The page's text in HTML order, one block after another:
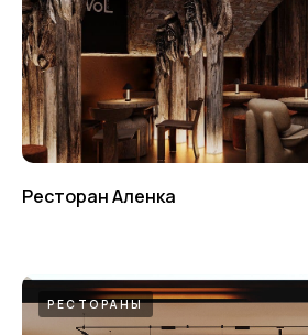
Ресторан Аленка
РЕСТОРАНЫ
+7
Власов Андрей
Основатель, Арт-
директор
Власова Дарья
Главный дизайнер